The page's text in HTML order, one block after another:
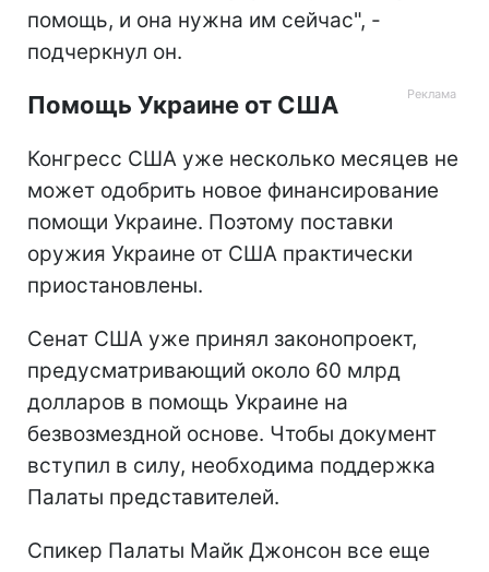
помощь, и она нужна им сейчас", -
подчеркнул он.
Помощь Украине от США
Конгресс США уже несколько месяцев не
может одобрить новое финансирование
помощи Украине. Поэтому поставки
оружия Украине от США практически
приостановлены.
Сенат США уже принял законопроект,
предусматривающий около 60 млрд
долларов в помощь Украине на
безвозмездной основе. Чтобы документ
вступил в силу, необходима поддержка
Палаты представителей.
Спикер Палаты Майк Джонсон все еще